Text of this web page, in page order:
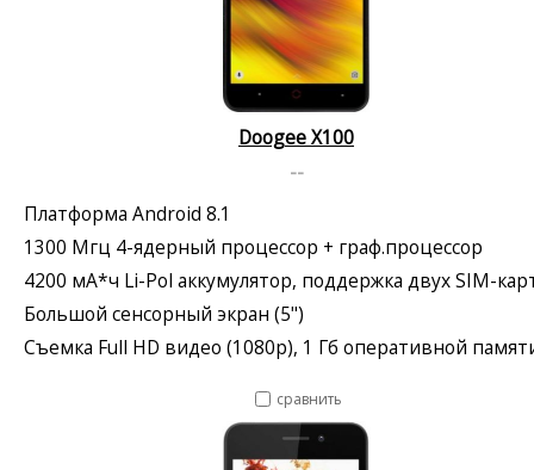
Doogee X100
--
Платформа Android 8.1
1300 Мгц 4-ядерный процессор + граф.процессор
4200 мА*ч Li-Pol аккумулятор, поддержка двух SIM-
Большой сенсорный экран (5")
Съемка Full HD видео (1080p), 1 Гб оперативной
сравнить